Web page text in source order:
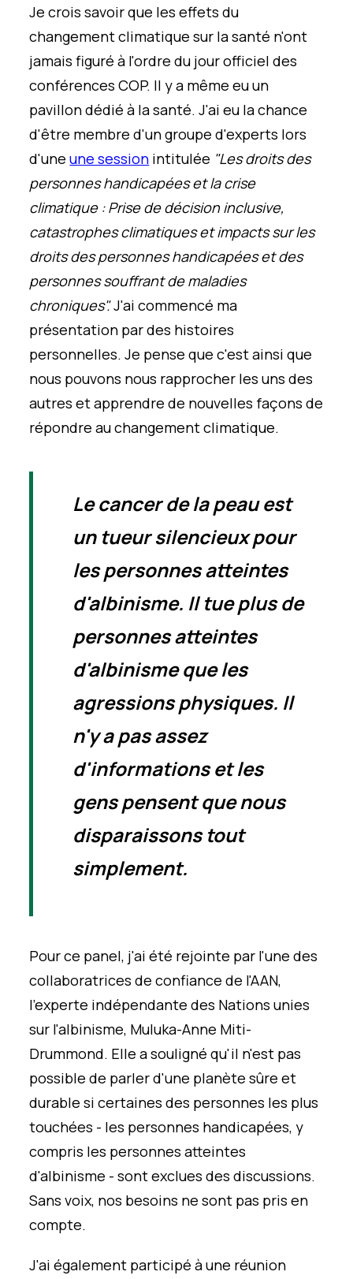
Je crois savoir que les effets du
changement climatique sur la santé n'ont
jamais figuré à l'ordre du jour officiel des
conférences COP. Il y a même eu un
pavillon dédié à la santé. J'ai eu la chance
d'être membre d'un groupe d'experts lors
d'uneune session intitulée "Les droits des
personnes handicapées et la crise
climatique : Prise de décision inclusive,
catastrophes climatiques et impacts sur les
droits des personnes handicapées et des
personnes souffrant de maladies
chroniques".J'ai commencé ma
présentation par des histoires
personnelles. Je pense que c'est ainsi que
nous pouvons nous rapprocher les uns des
autres et apprendre de nouvelles façons de
répondre au changement climatique.
Le cancer de la peau est
un tueur silencieux pour
les personnes atteintes
d'albinisme. Il tue plus de
personnes atteintes
d'albinisme que les
agressions physiques. Il
n'y a pas assez
d'informations et les
gens pensent que nous
disparaissons tout
simplement.
Pour ce panel, j'ai été rejointe par l'une des
collaboratrices de confiance de l'AAN,
l'experte indépendante des Nations unies
sur l'albinisme, Muluka-Anne Miti-
Drummond. Elle a souligné qu'il n'est pas
possible de parler d'une planète sûre et
durable si certaines des personnes les plus
touchées - les personnes handicapées, y
compris les personnes atteintes
d'albinisme - sont exclues des discussions.
Sans voix, nos besoins ne sont pas pris en
compte.
J'ai également participé à une réunion